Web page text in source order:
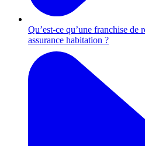
Qu’est-ce qu’une franchise de
assurance habitation ?